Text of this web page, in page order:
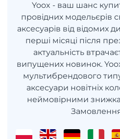
Yoox - ваш шанс
провідних модельєрів
аксесуарів від відомих
перші місяці після
актуальність
випущених новинок.
мультибрендового
аксесуари новітніх
неймовірними
Замовлення